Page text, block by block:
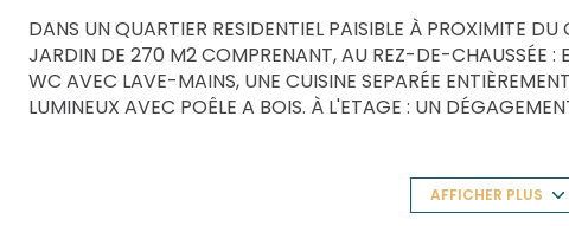
DANS UN QUARTIER RESIDENTIEL PAISIBLE À PROXIMITE
JARDIN DE 270 M2 COMPRENANT, AU REZ-DE-CHAUSSÉE :
WC AVEC LAVE-MAINS, UNE CUISINE SEPARÉE
LUMINEUX AVEC POÊLE A BOIS. À L'ETAGE : UN
EN ANNEXE : UN GARAGE AVEC BUANDERIE ET GRENIER DE
LES PLUS : TOITURE AVEC VELUX COMBLES ET ISOLATION
AFFICHER PLUS